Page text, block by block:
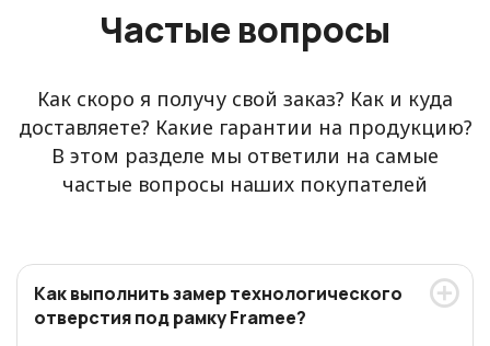
Частые вопросы
Как скоро я получу свой заказ? Как и куда
доставляете? Какие гарантии на продукцию?
В этом разделе мы ответили на самые
частые вопросы наших покупателей
Как выполнить замер технологического
отверстия под рамку Framee?